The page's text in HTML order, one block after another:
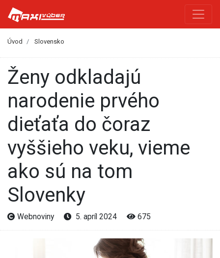
Úvod Slovensko
Ženy odkladajú
narodenie prvého
dieťaťa do čoraz
vyššieho veku, vieme
ako sú na tom
Slovenky
Webnoviny 5. apríl 2024 675